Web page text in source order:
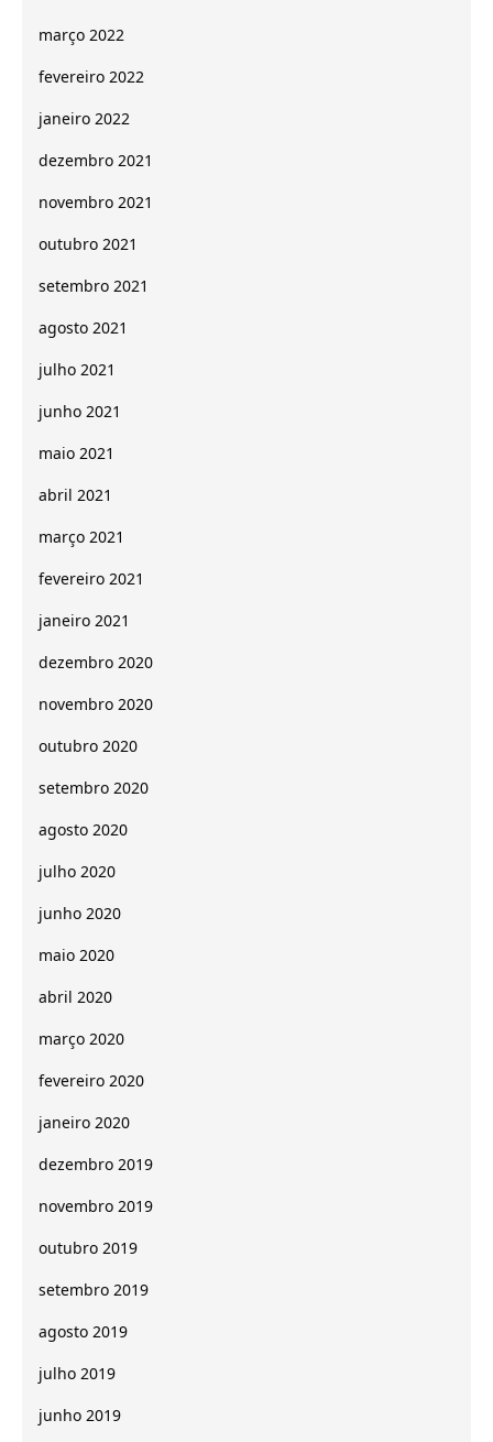
março 2022
fevereiro 2022
janeiro 2022
dezembro 2021
novembro 2021
outubro 2021
setembro 2021
agosto 2021
julho 2021
junho 2021
maio 2021
abril 2021
março 2021
fevereiro 2021
janeiro 2021
dezembro 2020
novembro 2020
outubro 2020
setembro 2020
agosto 2020
julho 2020
junho 2020
maio 2020
abril 2020
março 2020
fevereiro 2020
janeiro 2020
dezembro 2019
novembro 2019
outubro 2019
setembro 2019
agosto 2019
julho 2019
junho 2019